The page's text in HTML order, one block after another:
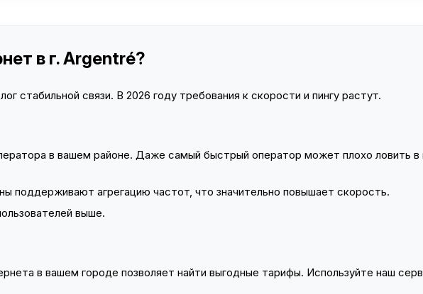
в г. Argentré?
стабильной связи. В 2026 году требования к скорости и пингу растут.
в вашем районе. Даже самый быстрый оператор может плохо ловить
поддерживают агрегацию частот, что значительно повышает скорость.
выше.
в вашем городе позволяет найти выгодные тарифы. Используйте наш